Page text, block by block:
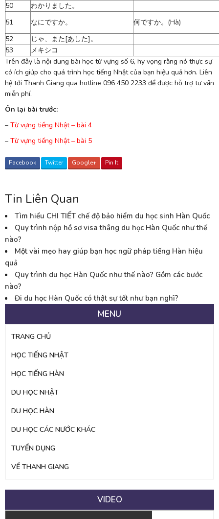
50
わかりました。
51
なにですか。
何ですか。(Hà)
52
じゃ、また[あした]。
53
メキシコ
Trên đây là nội dung bài học từ vựng số 6, hy vọng rằng nó thực sự
có ích giúp cho quá trình học tiếng Nhật của bạn hiệu quả hơn. Liên
hệ tới Thanh Giang qua hotline 096 450 2233 để được hỗ trợ tư vấn
miễn phí.
Ôn lại bài trước:
– Từ vựng tiếng Nhật – bài 4
– Từ vựng tiếng Nhật – bài 5
Facebook Twitter Google+ Pin It
Tin Liên Quan
Tìm hiểu CHI TIẾT chế độ bảo hiểm du học sinh Hàn Quốc
Quy trình nộp hồ sơ visa thẳng du học Hàn Quốc như thế
nào?
Một vài mẹo hay giúp bạn học ngữ pháp tiếng Hàn hiệu
quả
Quy trình du học Hàn Quốc như thế nào? Gồm các bước
nào?
Đi du học Hàn Quốc có thật sự tốt như bạn nghĩ?
MENU
TRANG CHỦ
HỌC TIẾNG NHẬT
HỌC TIẾNG HÀN
DU HỌC NHẬT
DU HỌC HÀN
DU HỌC CÁC NƯỚC KHÁC
TUYỂN DỤNG
VỀ THANH GIANG
VIDEO